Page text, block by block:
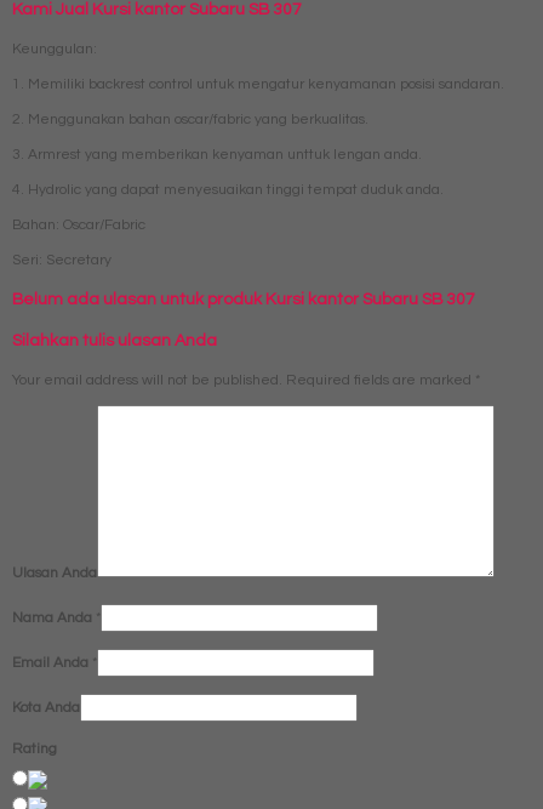
Kami Jual Kursi kantor Subaru SB 307
Keunggulan:
1. Memiliki backrest control untuk mengatur kenyamanan posisi sandaran.
2. Menggunakan bahan oscar/fabric yang berkualitas.
3. Armrest yang memberikan kenyaman unttuk lengan anda.
4. Hydrolic yang dapat menyesuaikan tinggi tempat duduk anda.
Bahan: Oscar/Fabric
Seri: Secretary
Belum ada ulasan untuk produk Kursi kantor Subaru SB 307
Silahkan tulis ulasan Anda
Your email address will not be published. Required fields are marked *
Ulasan Anda
Nama Anda *
Email Anda *
Kota Anda
Rating